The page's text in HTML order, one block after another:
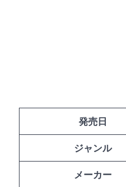
発売日
ジャンル
メーカー